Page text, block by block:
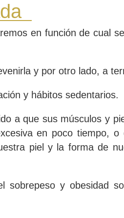
en función de cual
y por otro lado, a
y hábitos sedentarios.
a que sus músculos y
en poco tiempo, o
piel y la forma de
sobrepeso y obesidad